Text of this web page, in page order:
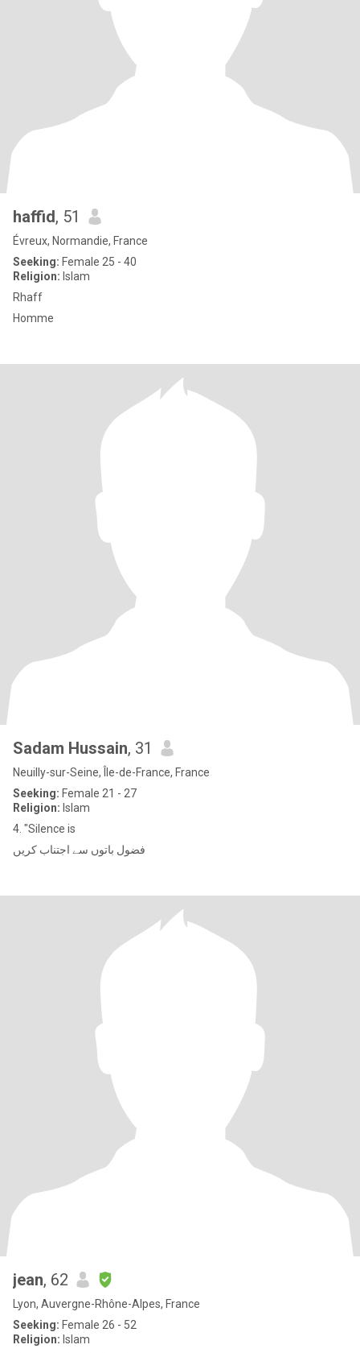
haffid, 51
Évreux, Normandie, France
Seeking: Female 25 - 40
Religion: Islam
Rhaff
Homme
Sadam Hussain, 31
Neuilly-sur-Seine, Île-de-France, France
Seeking: Female 21 - 27
Religion: Islam
4. "Silence is
فضول باتوں سے اجتناب کریں
jean, 62
Lyon, Auvergne-Rhône-Alpes, France
Seeking: Female 26 - 52
Religion: Islam